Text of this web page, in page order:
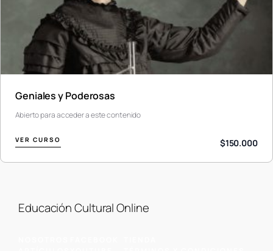
Geniales y Poderosas
Abierto para acceder a este contenido
VER CURSO $150.000
Educación Cultural Online